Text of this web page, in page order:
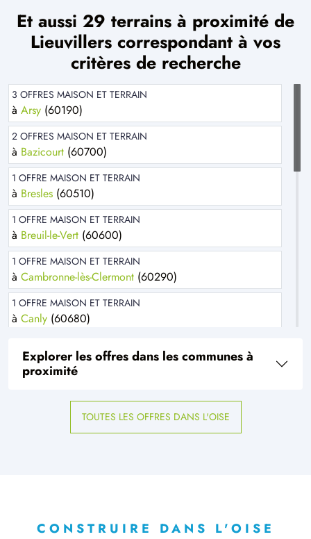
Et aussi 29 terrains à proximité de
Lieuvillers correspondant à vos
critères de recherche
3 OFFRES MAISON ET TERRAIN
à Arsy (60190)
2 OFFRES MAISON ET TERRAIN
à Bazicourt (60700)
1 OFFRE MAISON ET TERRAIN
à Bresles (60510)
1 OFFRE MAISON ET TERRAIN
à Breuil-le-Vert (60600)
1 OFFRE MAISON ET TERRAIN
à Cambronne-lès-Clermont (60290)
1 OFFRE MAISON ET TERRAIN
à Canly (60680)
Chevrières(60710)
(60600)
Monchy-Humières(60113)
Explorer les offres dans les communes à
proximité
TOUTES LES OFFRES DANS L'OISE
CONSTRUIRE DANS L'OISE